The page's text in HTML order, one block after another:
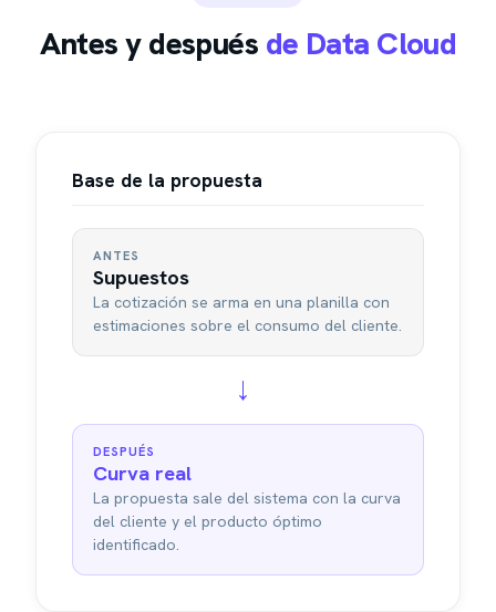
Antes y después de Data Cloud
Base de la propuesta
ANTES
Supuestos
La cotización se arma en una planilla con
estimaciones sobre el consumo del cliente.
→
DESPUÉS
Curva real
La propuesta sale del sistema con la curva
del cliente y el producto óptimo
identificado.